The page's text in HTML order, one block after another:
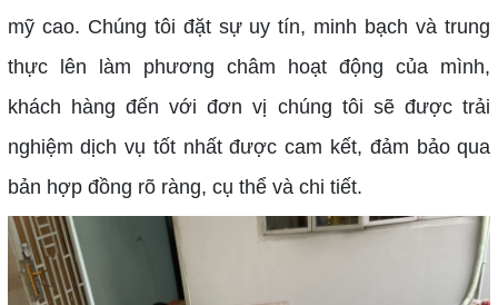
mỹ cao. Chúng tôi đặt sự uy tín, minh bạch và trung
thực lên làm phương châm hoạt động của mình,
khách hàng đến với đơn vị chúng tôi sẽ được trải
nghiệm dịch vụ tốt nhất được cam kết, đảm bảo qua
bản hợp đồng rõ ràng, cụ thể và chi tiết.